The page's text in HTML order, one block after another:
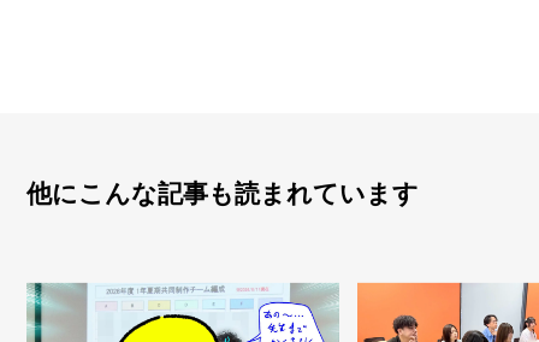
他にこんな記事も読まれています